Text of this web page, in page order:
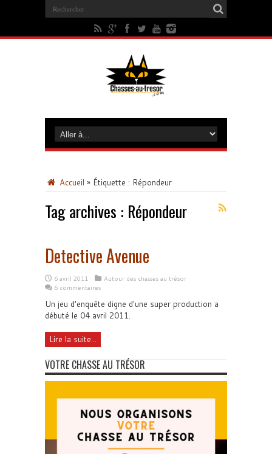
Accueil » Étiquette : Répondeur
Tag archives : Répondeur
Detective Avenue
6 avril 2011
Autour des chasses au trésor
6 commentaires
Un jeu d'enquête digne d'une super production a
débuté le 04 avril 2011.
Lire la suite...
VOTRE CHASSE AU TRÉSOR